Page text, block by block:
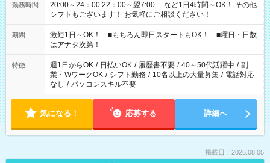
勤務時間
20:00～24：00 22：00～翌7:00 …など1日4時間～OK！ その他
シフトもございます！ お気軽にご相談ください！
期間
激短1日～OK！ ■もちろん即日スタートもOK！ ■曜日・日数
はアナタ次第！
特徴 週1日からOK / 日払いOK / 履歴書不要 / 40～50代活躍中 / 副
業・WワークOK / シフト勤務 / 10名以上の大量募集 / 電話対応
なし / パソコンスキル不要
気になる！ 応募する 詳細へ
掲載日：2026.08.05